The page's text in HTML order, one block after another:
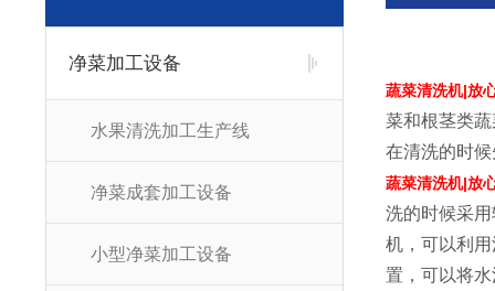
净菜加工设备
水果清洗加工生产线
净菜成套加工设备
小型净菜加工设备
蔬菜清洗机|放
菜和根茎类
在清洗的时
蔬菜清洗机|放
洗的时候采
机，可以利
置，可以将